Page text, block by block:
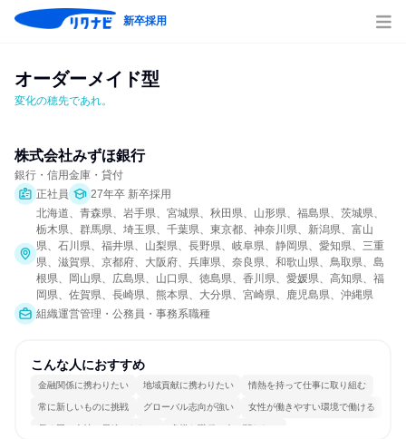
新卒採用
オーダーメイド型
変化の穂先であれ。
株式会社みずほ銀行
銀行・信用金庫・貸付
正社員
27年卒 新卒採用
北海道、青森県、岩手県、宮城県、秋田県、山形県、福島県、茨城県、
栃木県、群馬県、埼玉県、千葉県、東京都、神奈川県、新潟県、富山
県、石川県、福井県、山梨県、長野県、岐阜県、静岡県、愛知県、三重
県、滋賀県、京都府、大阪府、兵庫県、奈良県、和歌山県、鳥取県、島
根県、岡山県、広島県、山口県、徳島県、香川県、愛媛県、高知県、福
岡県、佐賀県、長崎県、熊本県、大分県、宮崎県、鹿児島県、沖縄県
組織運営管理・公務員・事務系職種
こんな人におすすめ
金融関係に携わりたい 地域貢献に携わりたい 情熱を持って仕事に取り組む
常に新しいものに挑戦 グローバル志向が強い 女性が働きやすい環境で働ける
長く同じ会社に居続けられる 多様な職種の人と関われる